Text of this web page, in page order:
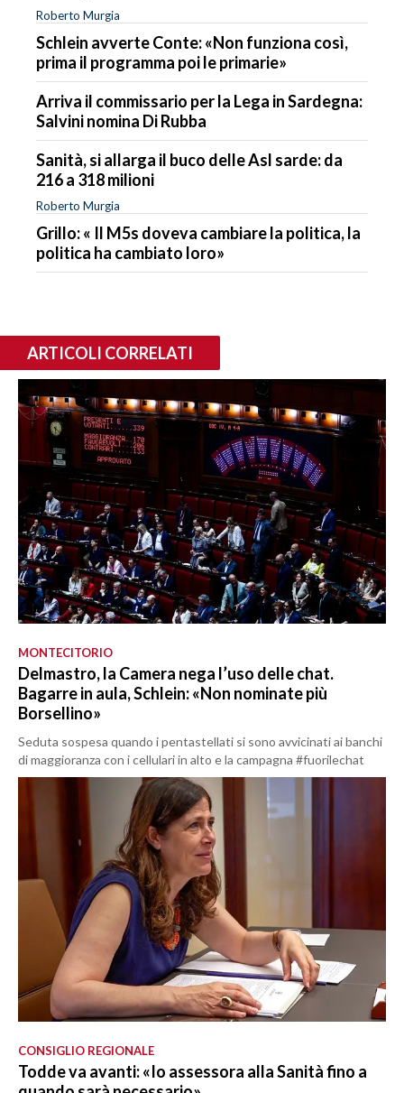
Roberto Murgia
Schlein avverte Conte: «Non funziona così,
prima il programma poi le primarie»
Arriva il commissario per la Lega in Sardegna:
Salvini nomina Di Rubba
Sanità, si allarga il buco delle Asl sarde: da
216 a 318 milioni
Roberto Murgia
Grillo: « Il M5s doveva cambiare la politica, la
politica ha cambiato loro»
ARTICOLI CORRELATI
MONTECITORIO
Delmastro, la Camera nega l’uso delle chat.
Bagarre in aula, Schlein: «Non nominate più
Borsellino»
Seduta sospesa quando i pentastellati si sono avvicinati ai banchi
di maggioranza con i cellulari in alto e la campagna #fuorilechat
CONSIGLIO REGIONALE
Todde va avanti: «Io assessora alla Sanità fino a